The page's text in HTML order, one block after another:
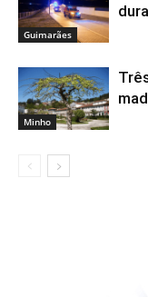
Guimarães
Minho